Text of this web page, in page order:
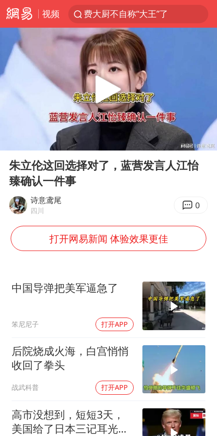
视频
费大厨不自称“大王”了
大疆错失宇树
演员秦焰去世 曾出演《狂飙》
大连一起飞航班因乘客可乐爆瓶折返
医疗垃圾做手机壳 这也是谋财害命
中央气象台继续发布暴雨橙警
朱一龙的鼻子怎么了
货车高速制动失灵 交警护航化险为夷
Play
11:41
朱立伦这回选择对了，蓝营发言人江怡
臻确认一件事
诗意鸢尾
四川 0
打开网易新闻 体验效果更佳
中国导弹把美军逼急了
笨尼尼子 打开APP
后院烧成火海，白宫悄悄
收回了拳头
战武科普 打开APP
高市没想到，短短3天，
美国给了日本三记耳光，